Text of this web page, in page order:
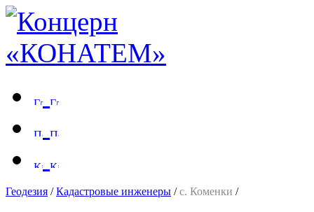
Геодезия /Кадастровые инженеры /с. Коменки /